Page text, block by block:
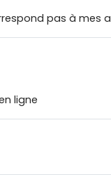
pas à mes
ligne